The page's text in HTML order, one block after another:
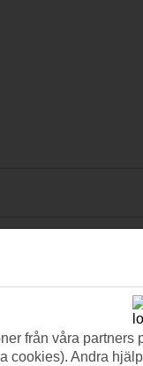
från våra
cookies). Andra